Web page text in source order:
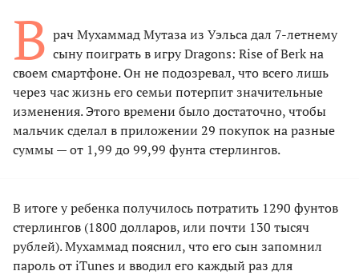
В рач Мухаммад Мутаза из Уэльса дал 7-летнему
сыну поиграть в игру Dragons: Rise of Berk на
своем смартфоне. Он не подозревал, что всего лишь
через час жизнь его семьи потерпит значительные
изменения. Этого времени было достаточно, чтобы
мальчик сделал в приложении 29 покупок на разные
суммы — от 1,99 до 99,99 фунта стерлингов.
В итоге у ребенка получилось потратить 1290 фунтов
стерлингов (1800 долларов, или почти 130 тысяч
рублей). Мухаммад пояснил, что его сын запомнил
пароль от iTunes и вводил его каждый раз для